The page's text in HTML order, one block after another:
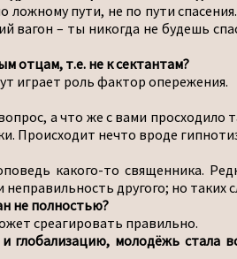
пути, не по пути
вагон – ты никогда не будешь
отцам, т.е. не к сектантам?
играет роль фактор опережения.
а что же с вами просходило
Происходит нечто вроде
какого-то священника.
другого; но таких
не полностью?
среагировать правильно.
молодёжь стала